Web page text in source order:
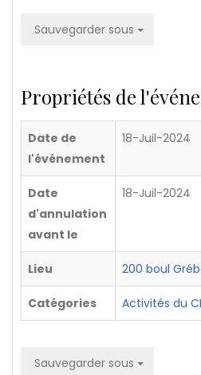
Sauvegarder sous
Propriétés de
Date de
l'événement
18-Juil-2024
Date
d'annulation
avant le
18-Juil-2024
Lieu 200 boul
Catégories Activités du
Sauvegarder sous